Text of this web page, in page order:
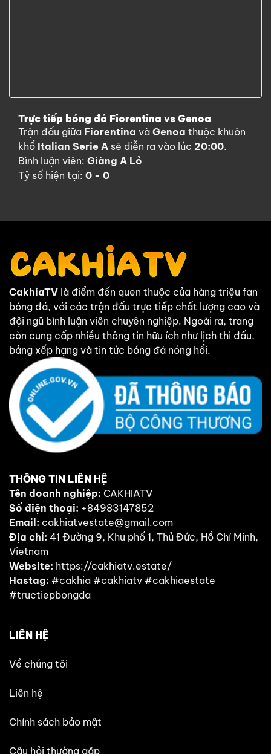
Trực tiếp bóng đá Fiorentina vs Genoa
Trận đấu giữa Fiorentina và Genoa thuộc khuôn
khổ Italian Serie A sẽ diễn ra vào lúc 20:00.
Bình luận viên: Giàng A Lỏ
Tỷ số hiện tại: 0 - 0
CakhiaTV là điểm đến quen thuộc của hàng triệu fan
bóng đá, với các trận đấu trực tiếp chất lượng cao và
đội ngũ bình luận viên chuyên nghiệp. Ngoài ra, trang
còn cung cấp nhiều thông tin hữu ích như lịch thi đấu,
bảng xếp hạng và tin tức bóng đá nóng hổi.
THÔNG TIN LIÊN HỆ
Tên doanh nghiệp: CAKHIATV
Số điện thoại: +84983147852
Email: cakhiatvestate@gmail.com
Địa chỉ: 41 Đường 9, Khu phố 1, Thủ Đức, Hồ Chí Minh,
Vietnam
Website: https://cakhiatv.estate/
Hastag: #cakhia #cakhiatv #cakhiaestate
#tructiepbongda
LIÊN HỆ
Về chúng tôi
Liên hệ
Chính sách bảo mật
Câu hỏi thường gặp